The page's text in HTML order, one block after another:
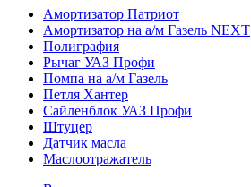
Амортизатор Патриот
Амортизатор на а/м Газель NEXT
Полиграфия
Рычаг УАЗ Профи
Помпа на а/м Газель
Петля Хантер
Сайленблок УАЗ Профи
Штуцер
Датчик масла
Маслоотражатель